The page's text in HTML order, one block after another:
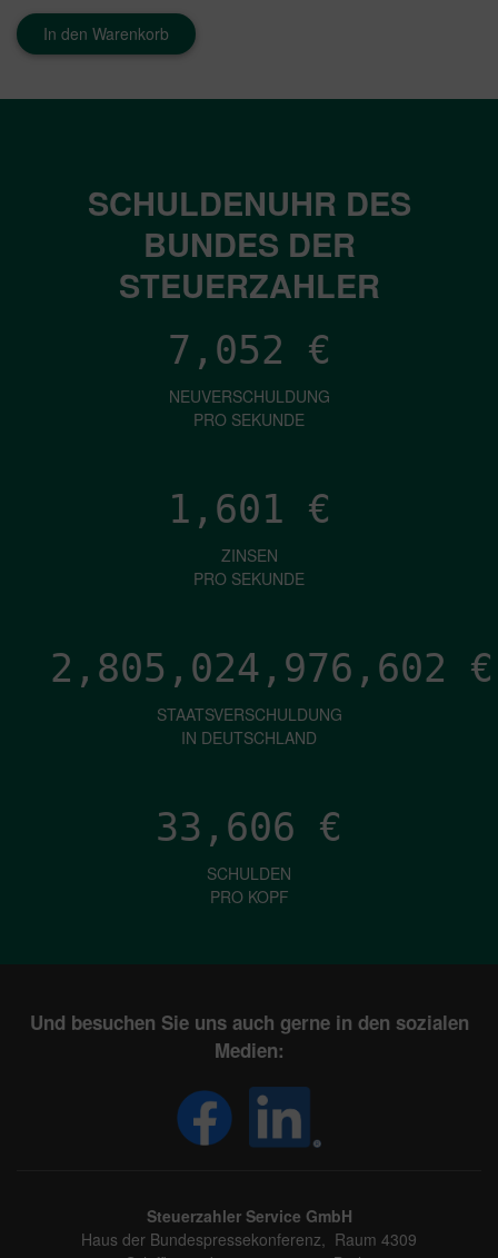
In den Warenkorb
SCHULDENUHR DES
BUNDES DER
STEUERZAHLER
7,052 €
NEUVERSCHULDUNG
PRO SEKUNDE
1,601 €
ZINSEN
PRO SEKUNDE
2,805,024,979,987 €
STAATSVERSCHULDUNG
IN DEUTSCHLAND
33,606 €
SCHULDEN
PRO KOPF
Und besuchen Sie uns auch gerne in den sozialen
Medien:
Steuerzahler Service GmbH
Haus der Bundespressekonferenz, Raum 4309